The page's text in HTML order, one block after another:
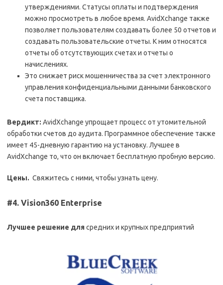
утверждениями. Статусы оплаты и подтверждения
можно просмотреть в любое время. AvidXchange также
позволяет пользователям создавать более 50 отчетов и
создавать пользовательские отчеты. К ним относятся
отчеты об отсутствующих счетах и ​​отчеты о
начислениях.
Это снижает риск мошенничества за счет электронного
управления конфиденциальными данными банковского
счета поставщика.
Вердикт: AvidXchange упрощает процесс от утомительной
обработки счетов до аудита. Программное обеспечение также
имеет 45-дневную гарантию на установку. Лучшее в
AvidXchange то, что он включает бесплатную пробную версию.
Цены. Свяжитесь с ними, чтобы узнать цену.
#4. Vision360 Enterprise
Лучшее решение длясредних и крупных предприятий